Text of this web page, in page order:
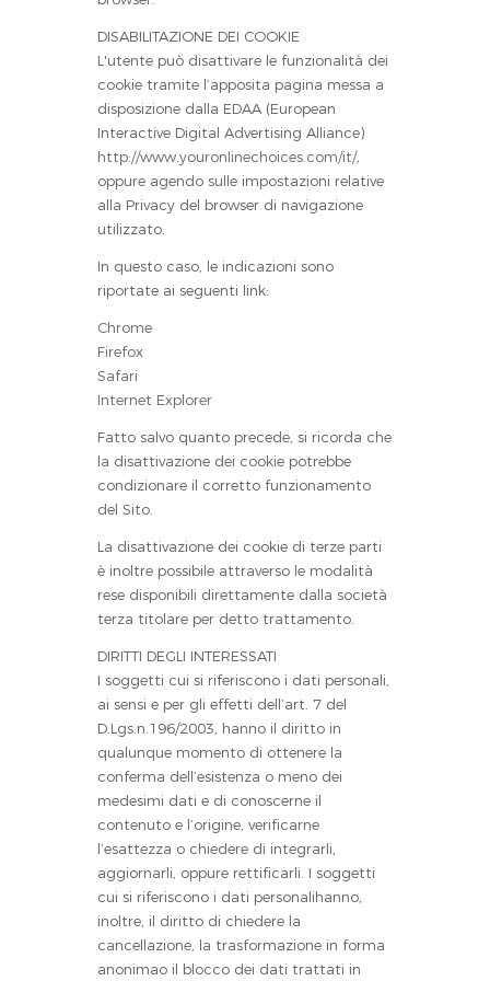
DISABILITAZIONE DEI COOKIE
L'utente può disattivare le funzionalità dei
cookie tramite l’apposita pagina messa a
disposizione dalla EDAA (European
Interactive Digital Advertising Alliance)
http://www.youronlinechoices.com/it/,
oppure agendo sulle impostazioni relative
alla Privacy del browser di navigazione
utilizzato.
In questo caso, le indicazioni sono
riportate ai seguenti link:
Chrome
Firefox
Safari
Internet Explorer
Fatto salvo quanto precede, si ricorda che
la disattivazione dei cookie potrebbe
condizionare il corretto funzionamento
del Sito.
La disattivazione dei cookie di terze parti
è inoltre possibile attraverso le modalità
rese disponibili direttamente dalla società
terza titolare per detto trattamento.
DIRITTI DEGLI INTERESSATI
I soggetti cui si riferiscono i dati personali,
ai sensi e per gli effetti dell’art. 7 del
D.Lgs.n.196/2003, hanno il diritto in
qualunque momento di ottenere la
conferma dell’esistenza o meno dei
medesimi dati e di conoscerne il
contenuto e l’origine, verificarne
l’esattezza o chiedere di integrarli,
aggiornarli, oppure rettificarli. I soggetti
cui si riferiscono i dati personalihanno,
inoltre, il diritto di chiedere la
cancellazione, la trasformazione in forma
anonimao il blocco dei dati trattati in